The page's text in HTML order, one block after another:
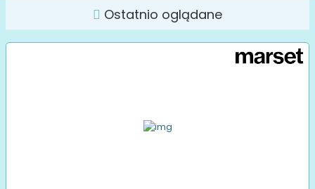
Ostatnio oglądane